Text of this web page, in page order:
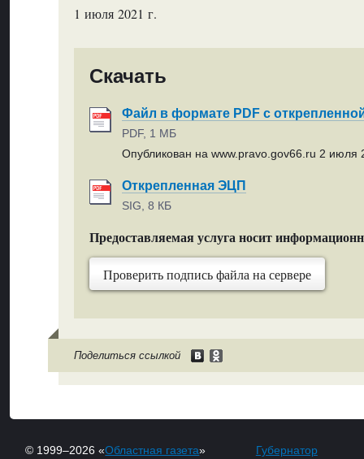
1 июля 2021 г.
Скачать
Файл в формате PDF с
PDF, 1 МБ
Опубликован на www.pravo.gov66.ru 2 июля
Открепленная ЭЦП
SIG, 8 КБ
Предоставляемая услуга носит
Проверить подпись файла на сервере
Поделиться ссылкой
© 1999–2026 «Областная газета»
Губернатор